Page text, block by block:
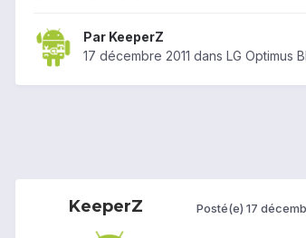
Par KeeperZ
17 décembre 2011 dans LG Optimus
KeeperZ Posté(e) 17